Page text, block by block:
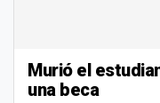
Murió el
una beca